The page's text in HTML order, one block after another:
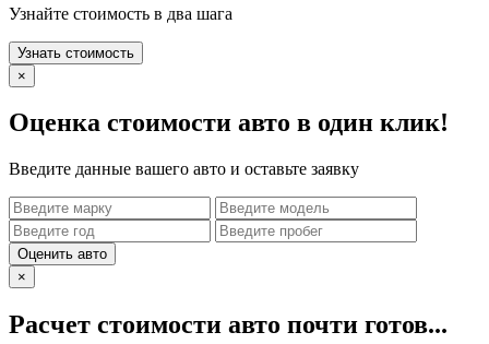
Узнайте стоимость в два шага
Узнать стоимость
×
Оценка стоимости авто в один клик!
Введите данные вашего авто и оставьте заявку
Оценить авто
×
Расчет стоимости авто почти готов...